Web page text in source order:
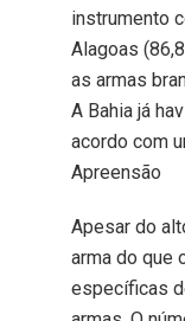
instrumento
Alagoas
as armas
A Bahia já
acordo com
Apreensão
Apesar do
arma do que
específicas